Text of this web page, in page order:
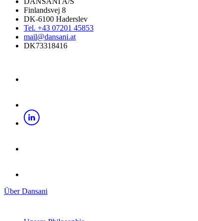
Finlandsvej 8
DK-6100 Haderslev
Tel. +43 07201 45853
mail@dansani.at
DK73318416
Über Dansani